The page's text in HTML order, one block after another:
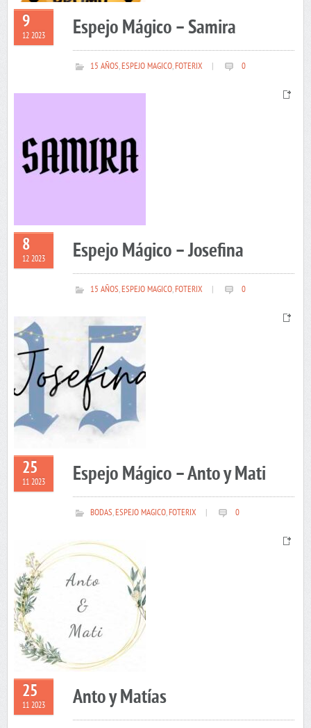
9
12 2023 Espejo Mágico – Samira
15 AÑOS,ESPEJO MAGICO,FOTERIX 0
8
12 2023 Espejo Mágico – Josefina
15 AÑOS,ESPEJO MAGICO,FOTERIX 0
25
11 2023 Espejo Mágico – Anto y Mati
BODAS,ESPEJO MAGICO,FOTERIX 0
25
11 2023 Anto y Matías